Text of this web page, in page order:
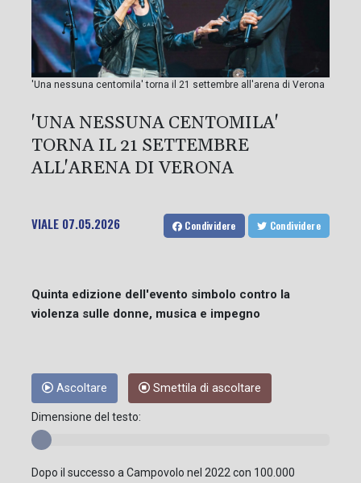
'Una nessuna centomila' torna il 21 settembre all'arena di Verona
'UNA NESSUNA CENTOMILA'
TORNA IL 21 SETTEMBRE
ALL'ARENA DI VERONA
VIALE 07.05.2026 Condividere Condividere
Quinta edizione dell'evento simbolo contro la
violenza sulle donne, musica e impegno
Ascoltare Smettila di ascoltare
Dimensione del testo:
Dopo il successo a Campovolo nel 2022 con 100.000